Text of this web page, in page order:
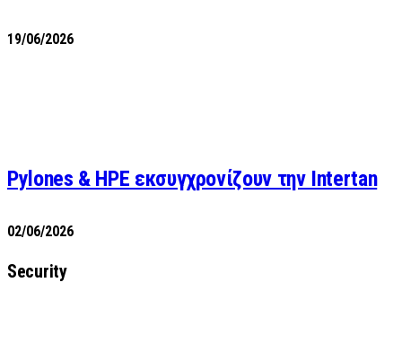
19/06/2026
Pylones & HPE εκσυγχρονίζουν την Intertan
02/06/2026
Security